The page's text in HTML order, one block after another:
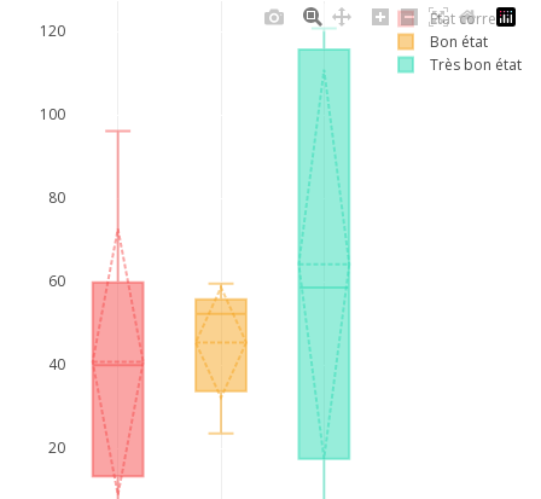
20
40
60
80
100
120
Etat correct
Bon état
Très bon état